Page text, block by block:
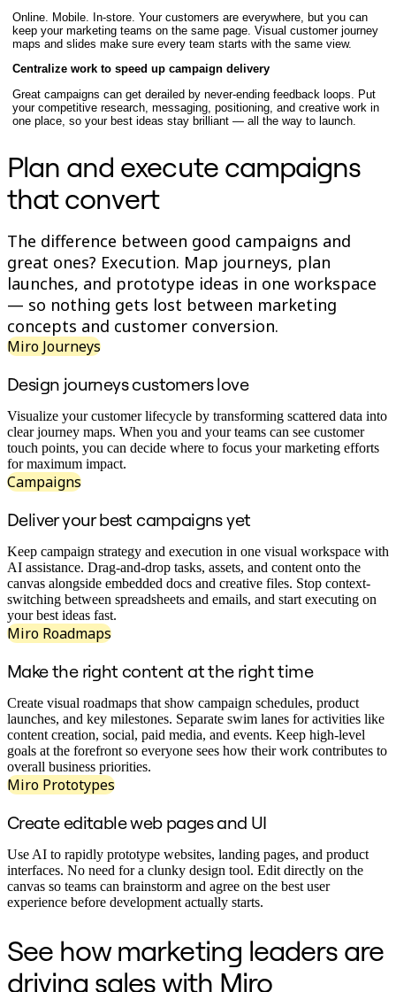
Концептуальные карты
Блок-схемы
Специализированное
Дорожные карты
Карты процессов
Техническое проектирование и документация
Прототипы и вайрфреймы
Design Workshops
Planning & Delivery
Планирование целей
Оргдизайн
По бизнес-сегментам
Enterprise
Малый бизнес
Стартапы
По отраслям
Диджитал
Финансовые услуги
По типу команды
Управление продуктами
Дизайн и UX
Проектирование
Маркетинг
По стратегическим инициативам
Система управления продуктом
ИИ-трансформация
Трансформация способов работы
Цифровое взаимодействие сотрудников
Обучение
Academy
Вебинары
Обучение Reforge
Сообщество и поддержка
Центр поддержки
События
Блог
Партнеры и услуги
Профессиональные сервисы Miro
Партнеры по решениям
Тарифы
Online. Mobile. In-store. Your customers are everywhere, but you can
keep your marketing teams on the same page. Visual customer journey
maps and slides make sure every team starts with the same view.
Centralize work to speed up campaign delivery
Great campaigns can get derailed by never-ending feedback loops. Put
your competitive research, messaging, positioning, and creative work in
one place, so your best ideas stay brilliant — all the way to launch.
Plan and execute campaigns
that convert
The difference between good campaigns and
great ones? Execution. Map journeys, plan
launches, and prototype ideas in one workspace
— so nothing gets lost between marketing
concepts and customer conversion.
Miro Journeys
Design journeys customers love
Visualize your customer lifecycle by transforming scattered data into
clear journey maps. When you and your teams can see customer
touch points, you can decide where to focus your marketing efforts
for maximum impact.
Campaigns
Deliver your best campaigns yet
Keep campaign strategy and execution in one visual workspace with
AI assistance. Drag-and-drop tasks, assets, and content onto the
canvas alongside embedded docs and creative files. Stop context-
switching between spreadsheets and emails, and start executing on
your best ideas fast.
Miro Roadmaps
Make the right content at the right time
Create visual roadmaps that show campaign schedules, product
launches, and key milestones. Separate swim lanes for activities like
content creation, social, paid media, and events. Keep high-level
goals at the forefront so everyone sees how their work contributes to
overall business priorities.
Miro Prototypes
Create editable web pages and UI
Use AI to rapidly prototype websites, landing pages, and product
interfaces. No need for a clunky design tool. Edit directly on the
canvas so teams can brainstorm and agree on the best user
experience before development actually starts.
See how marketing leaders are
driving sales with Miro